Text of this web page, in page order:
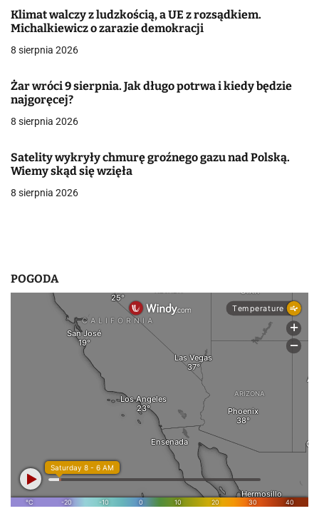
a
c
a
w
i
s
Klimat walczy z ludzkością, a UE z rozsądkiem.
Michalkiewicz o zarazie demokracji
8 sierpnia 2026
Żar wróci 9 sierpnia. Jak długo potrwa i kiedy będzie
najgoręcej?
8 sierpnia 2026
Satelity wykryły chmurę groźnego gazu nad Polską.
Wiemy skąd się wzięła
8 sierpnia 2026
POGODA